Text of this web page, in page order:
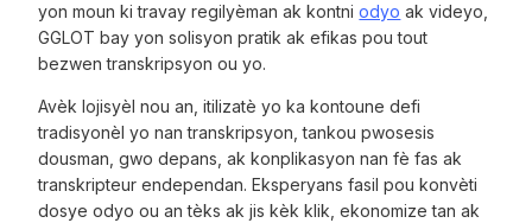
yon moun ki travay regilyèman ak kontniodyo ak videyo,
GGLOT bay yon solisyon pratik ak efikas pou tout
bezwen transkripsyon ou yo.
Avèk lojisyèl nou an, itilizatè yo ka kontoune defi
tradisyonèl yo nan transkripsyon, tankou pwosesis
dousman, gwo depans, ak konplikasyon nan fè fas ak
transkripteur endependan. Eksperyans fasil pou konvèti
dosye odyo ou an tèks ak jis kèk klik, ekonomize tan ak